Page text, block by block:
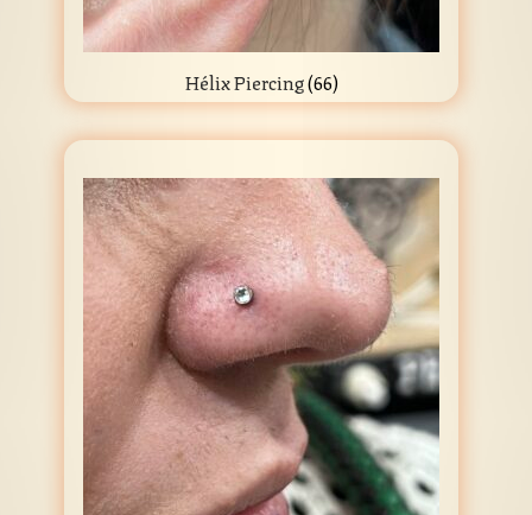
Hélix Piercing(66)